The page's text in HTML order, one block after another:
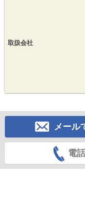
取扱会社
メール
電